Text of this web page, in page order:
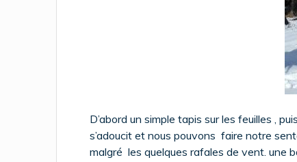
D’abord un simple tapis sur les feuilles ,
s’adoucit et nous pouvons faire notre
malgré les quelques rafales de vent. une